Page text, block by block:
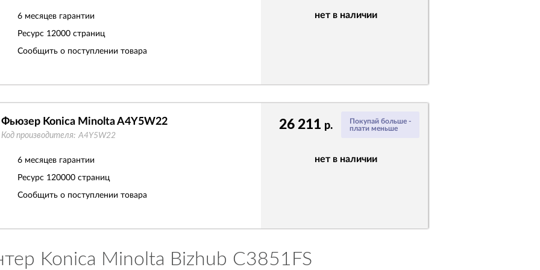
нет в наличии
6 месяцев гарантии
Ресурс 12000 страниц
Сообщить о поступлении товара
Покупай больше -
плати меньше
26 211 р.
нет в наличии
Фьюзер Konica Minolta A4Y5W22
Код производителя: A4Y5W22
6 месяцев гарантии
Ресурс 120000 страниц
Сообщить о поступлении товара
Konica Minolta Bizhub C3851FS